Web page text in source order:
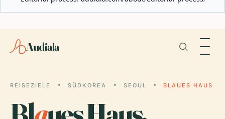
Audiala
REISEZIELE SÜDKOREA SEOUL BLAUES HAUS